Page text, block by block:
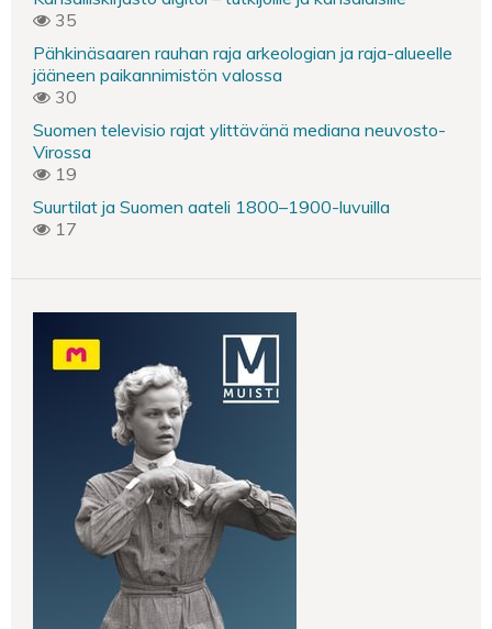
35
Pähkinäsaaren rauhan raja arkeologian ja raja-alueelle
jääneen paikannimistön valossa
30
Suomen televisio rajat ylittävänä mediana neuvosto-
Virossa
19
Suurtilat ja Suomen aateli 1800–1900-luvuilla
17